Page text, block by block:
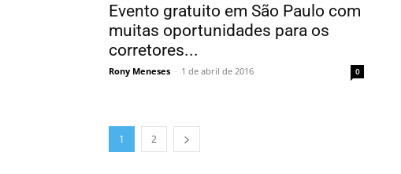
Evento gratuito em São Paulo com
muitas oportunidades para os
corretores...
Rony Meneses - 1 de abril de 2016 0
1 2